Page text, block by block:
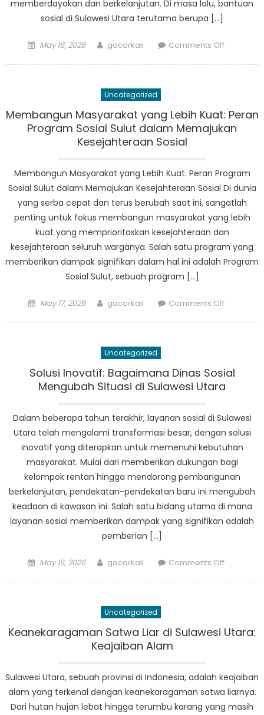
memberdayakan dan berkelanjutan. Di masa lalu, bantuan
sosial di Sulawesi Utara terutama berupa […]
Posted
May 18, 2026 Author
gacorkali Comments Offon
Evolusi
Bantuan
Utara
Uncategorized
Membangun Masyarakat yang Lebih Kuat: Peran
Program Sosial Sulut dalam Memajukan
Kesejahteraan Sosial
Membangun Masyarakat yang Lebih Kuat: Peran Program
Sosial Sulut dalam Memajukan Kesejahteraan Sosial Di dunia
yang serba cepat dan terus berubah saat ini, sangatlah
penting untuk fokus membangun masyarakat yang lebih
kuat yang memprioritaskan kesejahteraan dan
kesejahteraan seluruh warganya. Salah satu program yang
memberikan dampak signifikan dalam hal ini adalah Program
Sosial Sulut, sebuah program […]
Posted
May 17, 2026 Author
gacorkali Comments Offon
Kuat:
Peran
Sulut
dalam
Sosial
Uncategorized
Solusi Inovatif: Bagaimana Dinas Sosial
Mengubah Situasi di Sulawesi Utara
Dalam beberapa tahun terakhir, layanan sosial di Sulawesi
Utara telah mengalami transformasi besar, dengan solusi
inovatif yang diterapkan untuk memenuhi kebutuhan
masyarakat. Mulai dari memberikan dukungan bagi
kelompok rentan hingga mendorong pembangunan
berkelanjutan, pendekatan-pendekatan baru ini mengubah
keadaan di kawasan ini. Salah satu bidang utama di mana
layanan sosial memberikan dampak yang signifikan adalah
pemberian […]
Posted
May 16, 2026 Author
gacorkali Comments Offon
Sosial
Sulawesi
Utara
Uncategorized
Keanekaragaman Satwa Liar di Sulawesi Utara:
Keajaiban Alam
Sulawesi Utara, sebuah provinsi di Indonesia, adalah keajaiban
alam yang terkenal dengan keanekaragaman satwa liarnya.
Dari hutan hujan lebat hingga terumbu karang yang masih